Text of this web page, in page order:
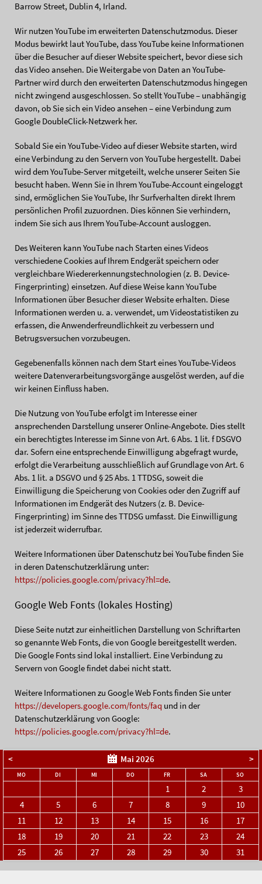
Barrow Street, Dublin 4, Irland.
Wir nutzen YouTube im erweiterten Datenschutzmodus. Dieser
Modus bewirkt laut YouTube, dass YouTube keine Informationen
über die Besucher auf dieser Website speichert, bevor diese sich
das Video ansehen. Die Weitergabe von Daten an YouTube-
Partner wird durch den erweiterten Datenschutzmodus hingegen
nicht zwingend ausgeschlossen. So stellt YouTube – unabhängig
davon, ob Sie sich ein Video ansehen – eine Verbindung zum
Google DoubleClick-Netzwerk her.
Sobald Sie ein YouTube-Video auf dieser Website starten, wird
eine Verbindung zu den Servern von YouTube hergestellt. Dabei
wird dem YouTube-Server mitgeteilt, welche unserer Seiten Sie
besucht haben. Wenn Sie in Ihrem YouTube-Account eingeloggt
sind, ermöglichen Sie YouTube, Ihr Surfverhalten direkt Ihrem
persönlichen Profil zuzuordnen. Dies können Sie verhindern,
indem Sie sich aus Ihrem YouTube-Account ausloggen.
Des Weiteren kann YouTube nach Starten eines Videos
verschiedene Cookies auf Ihrem Endgerät speichern oder
vergleichbare Wiedererkennungstechnologien (z. B. Device-
Fingerprinting) einsetzen. Auf diese Weise kann YouTube
Informationen über Besucher dieser Website erhalten. Diese
Informationen werden u. a. verwendet, um Videostatistiken zu
erfassen, die Anwenderfreundlichkeit zu verbessern und
Betrugsversuchen vorzubeugen.
Gegebenenfalls können nach dem Start eines YouTube-Videos
weitere Datenverarbeitungsvorgänge ausgelöst werden, auf die
wir keinen Einfluss haben.
Die Nutzung von YouTube erfolgt im Interesse einer
ansprechenden Darstellung unserer Online-Angebote. Dies stellt
ein berechtigtes Interesse im Sinne von Art. 6 Abs. 1 lit. f DSGVO
dar. Sofern eine entsprechende Einwilligung abgefragt wurde,
erfolgt die Verarbeitung ausschließlich auf Grundlage von Art. 6
Abs. 1 lit. a DSGVO und § 25 Abs. 1 TTDSG, soweit die
Einwilligung die Speicherung von Cookies oder den Zugriff auf
Informationen im Endgerät des Nutzers (z. B. Device-
Fingerprinting) im Sinne des TTDSG umfasst. Die Einwilligung
ist jederzeit widerrufbar.
Weitere Informationen über Datenschutz bei YouTube finden Sie
in deren Datenschutzerklärung unter:
https://policies.google.com/privacy?hl=de.
Google Web Fonts (lokales Hosting)
Diese Seite nutzt zur einheitlichen Darstellung von Schriftarten
so genannte Web Fonts, die von Google bereitgestellt werden.
Die Google Fonts sind lokal installiert. Eine Verbindung zu
Servern von Google findet dabei nicht statt.
Weitere Informationen zu Google Web Fonts finden Sie unter
https://developers.google.com/fonts/faq und in der
Datenschutzerklärung von Google:
https://policies.google.com/privacy?hl=de.
< Mai 2026 >
MONTAG DI MI DONNERSTAGFR SAMSTAG SO
1 2
3
4
5 6 7 8 9
10
11
12 13 14 15 16
17
18
19 20 21 22 23
24
25
26 27 28 29 30 31